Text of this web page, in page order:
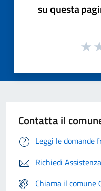
su questa
Contatta il
Leggi le domande
Richiedi Assistenza
Chiama il